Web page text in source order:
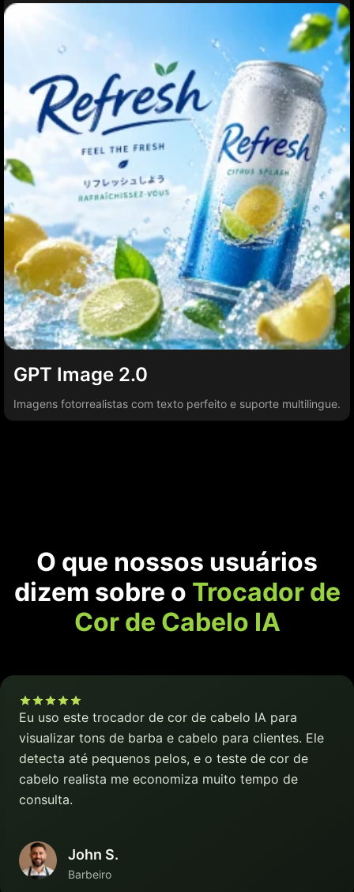
GPT Image 2.0
Imagens fotorrealistas com texto perfeito e suporte multilingue.
O que nossos usuários
dizem sobre o Trocador de
Cor de Cabelo IA
Eu uso este trocador de cor de cabelo IA para
visualizar tons de barba e cabelo para clientes. Ele
detecta até pequenos pelos, e o teste de cor de
cabelo realista me economiza muito tempo de
consulta.
John S.
Barbeiro